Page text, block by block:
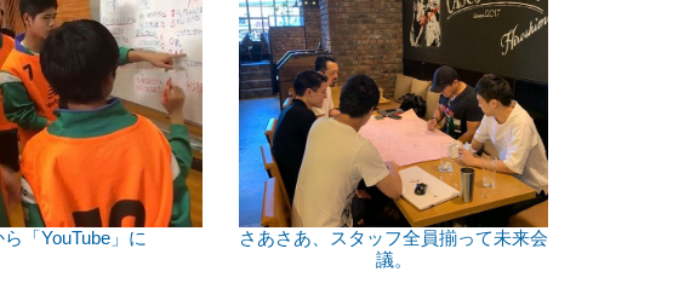
「YouTube」に
さあさあ、スタッフ全員揃って未来会
議。